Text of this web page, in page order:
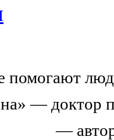
помогают
— доктор
—